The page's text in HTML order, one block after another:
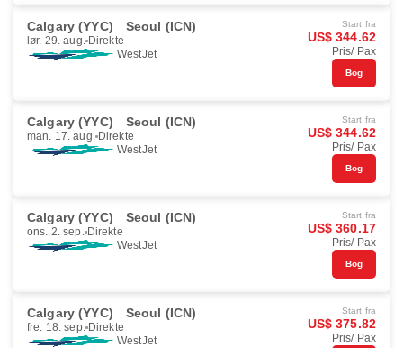
Calgary (YYC) Seoul (ICN)
lør. 29. aug. Direkte
WestJet
Start fra
US$ 344.62
Pris/ Pax
Bog
Calgary (YYC) Seoul (ICN)
man. 17. aug. Direkte
WestJet
Start fra
US$ 344.62
Pris/ Pax
Bog
Calgary (YYC) Seoul (ICN)
ons. 2. sep. Direkte
WestJet
Start fra
US$ 360.17
Pris/ Pax
Bog
Calgary (YYC) Seoul (ICN)
fre. 18. sep. Direkte
WestJet
Start fra
US$ 375.82
Pris/ Pax